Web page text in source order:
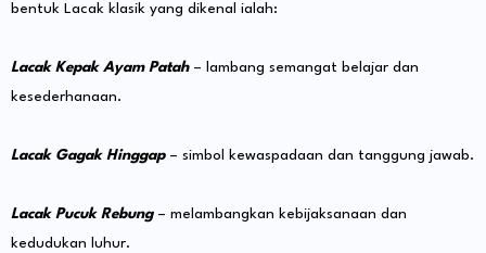
bentuk Lacak klasik yang dikenal ialah:
Lacak Kepak Ayam Patah– lambang semangat belajar dan
kesederhanaan.
Lacak Gagak Hinggap– simbol kewaspadaan dan tanggung jawab.
Lacak Pucuk Rebung– melambangkan kebijaksanaan dan
kedudukan luhur.